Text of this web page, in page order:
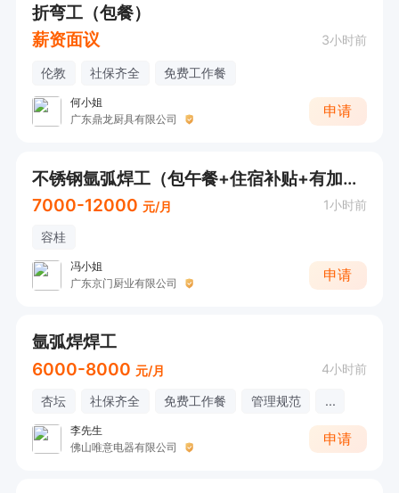
折弯工（包餐）
薪资面议
3小时前
伦教 社保齐全 免费工作餐
何小姐
广东鼎龙厨具有限公司
申请
不锈钢氩弧焊工（包午餐+住宿补贴+有加班费）
7000-12000 元/月 1小时前
容桂
冯小姐
广东京门厨业有限公司
申请
氩弧焊焊工
6000-8000 元/月 4小时前
杏坛 社保齐全 免费工作餐 管理规范 ...
李先生
佛山唯意电器有限公司
申请